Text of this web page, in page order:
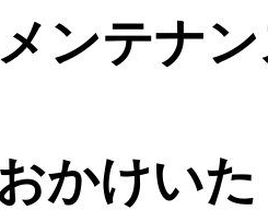
ンテナ
かけい